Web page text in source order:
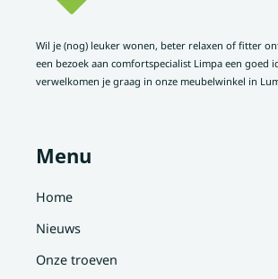
Wil je (nog) leuker wonen, beter relaxen of fitter
een bezoek aan comfortspecialist Limpa een goed
verwelkomen je graag in onze meubelwinkel in
Menu
Home
Nieuws
Onze troeven